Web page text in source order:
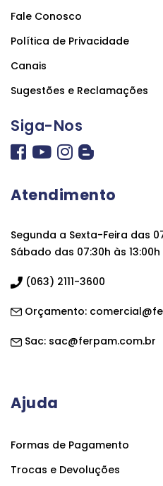
Fale Conosco
Política de Privacidade
Canais
Sugestões e Reclamações
Siga-Nos
Atendimento
Segunda a Sexta-Feira das
Sábado das 07:30h às 13:00h
(063) 2111-3600
Orçamento:
Sac: sac@ferpam.com.br
Ajuda
Formas de Pagamento
Trocas e Devoluções